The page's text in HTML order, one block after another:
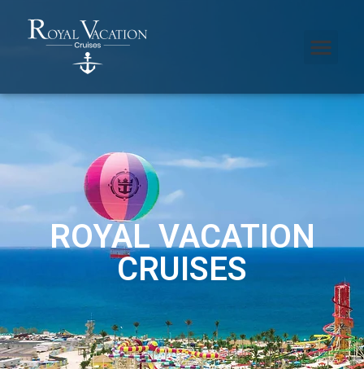
ROYAL VACATION
CRUISES